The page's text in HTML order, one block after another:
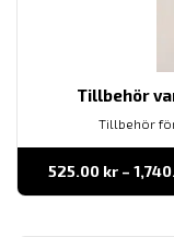
Tillbehör
Tillbehör för
525.00 kr –